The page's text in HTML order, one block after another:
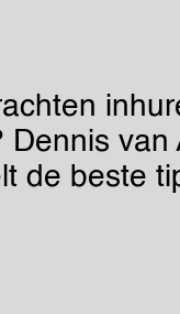
Dennis van
de beste